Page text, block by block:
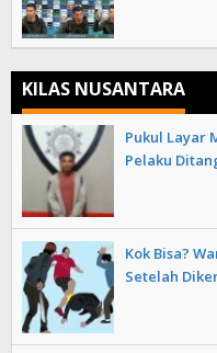
KILAS NUSANTARA
Pukul Layar
Pelaku
Kok Bisa?
Setelah